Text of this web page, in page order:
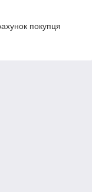
покупця